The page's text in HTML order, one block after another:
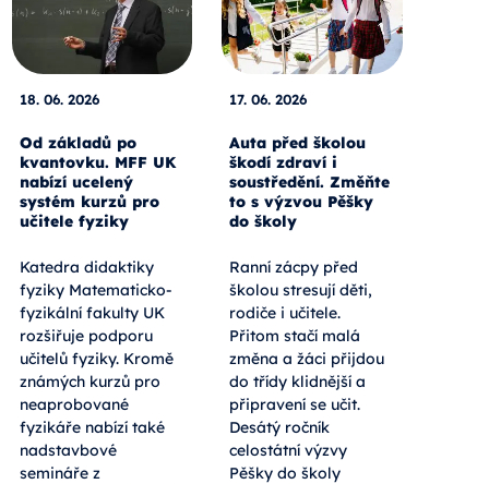
18. 06. 2026
Od základů po
kvantovku. MFF UK
nabízí ucelený
systém kurzů pro
učitele fyziky
Katedra didaktiky
fyziky Matematicko-
fyzikální fakulty UK
rozšiřuje podporu
učitelů fyziky. Kromě
známých kurzů pro
neaprobované
fyzikáře nabízí také
nadstavbové
semináře z
17. 06. 2026
Auta před školou
škodí zdraví i
soustředění. Změňte
to s výzvou Pěšky
do školy
Ranní zácpy před
školou stresují děti,
rodiče i učitele.
Přitom stačí malá
změna a žáci přijdou
do třídy klidnější a
připravení se učit.
Desátý ročník
celostátní výzvy
Pěšky do školy